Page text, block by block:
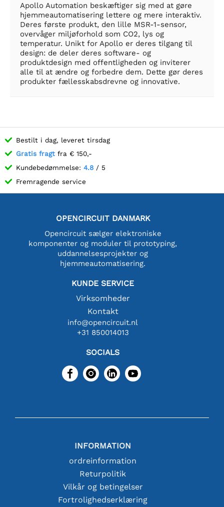
Apollo Automation beskæftiger sig med at gøre
hjemmeautomatisering lettere og mere interaktiv.
Deres første produkt, den lille MSR-1-sensor,
overvåger miljøforhold som CO2, lys og
temperatur. Unikt for Apollo er deres tilgang til
design: de deler deres software- og
produktdesign med offentligheden og inviterer
alle til at ændre og forbedre dem. Dette gør deres
produkter fællesskabsdrevne og innovative.
Bestilt i dag, leveret tirsdag
Gratis fragt fra € 150,-
Kundebedømmelse: 4.8 / 5
Fremragende service
OPENCIRCUIT DANMARK
Opencircuit sælger elektroniske
komponenter og moduler til prototyping,
uddannelsesprojekter og
hjemmeautomatisering.
KUNDE SERVICE
Virksomheder
Kontakt
info@opencircuit.nl
+31 850014013
SOCIALS
INFORMATION
ordreinformation
Returpolitik
Vilkår og betingelser
Fortrolighedserklæring